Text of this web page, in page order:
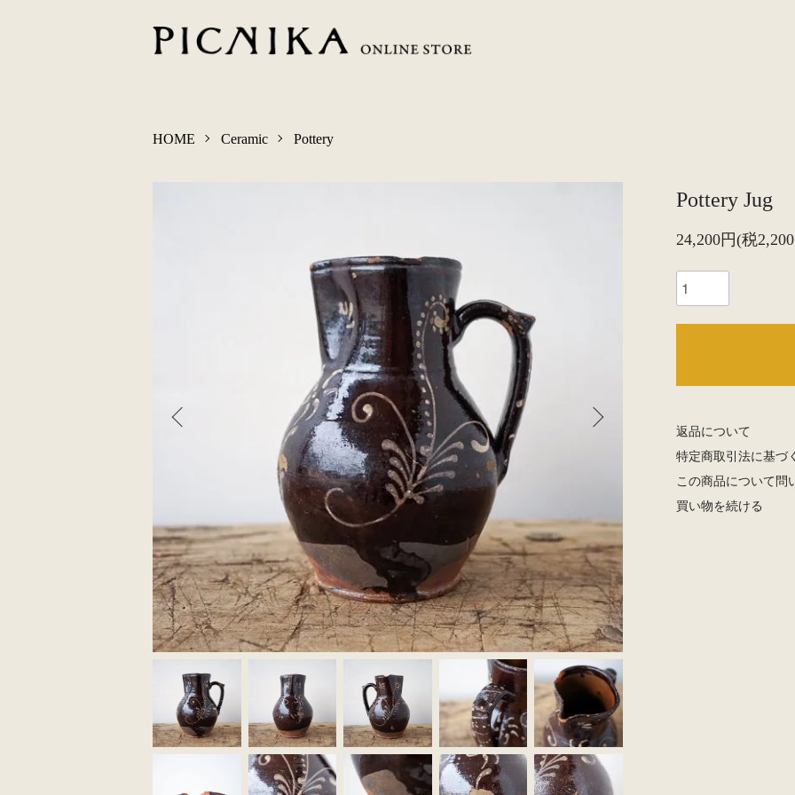
HOME Ceramic Pottery
Pottery Jug
24,200円(税
返品について
特定商取引法に基づ
この商品について問
買い物を続ける